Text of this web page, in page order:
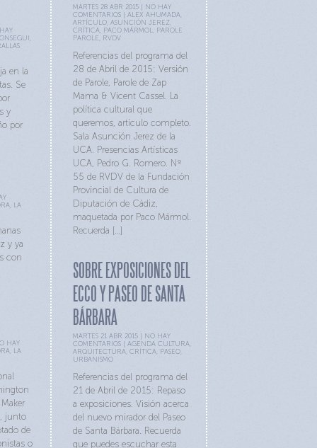
en la
Se
y
por
LA
y ya
con
HAY
LA
junto
de
o
MARTES 28 ABR 2015 | NO HAY
COMENTARIOS | ALEX AHUMADA
ARTÍCULO ASUNCIÓN JEREZ
CRÍTICA
PACO MÁRMOL
PAROLE
PAROLE
RVDV
Referencias del programa del
28 de Abril de 2015: Versión
de Parole, Parole de Zap
Mama & Vicent Cassel. La
política cultural que
queremos, artículo completo.
Sala Asunción Jerez de la
UCA. Presencias Artísticas
UCA, Pedro G. Romero. Nº
55 de RVDV de la Fundación
Provincial de Cultura de
Diputación de Cádiz,
maquetada por Paco Mármol.
Recuerda […]
SOBRE EXPOSICIONES DEL
ECCO Y PASEO DE SANTA
BÁRBARA
MARTES 21 ABR 2015 | NO HAY
COMENTARIOS | AGENDA CULTURA
ARQUITECTURA CRÍTICA PASEO
URBANISMO
Referencias del programa del
21 de Abril de 2015: Repaso
a exposiciones. Visión acerca
del nuevo mirador del Paseo
de Santa Bárbara. Recuerda
que puedes escuchar esta